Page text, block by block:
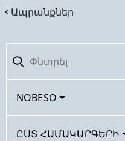
Ապրանքներ
NOBESO
ԸՍՏ ՀԱՄԱԿԱՐԳԵՐԻ